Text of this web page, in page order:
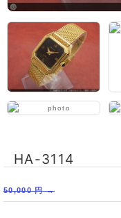
HA-3114
50,000 円 →